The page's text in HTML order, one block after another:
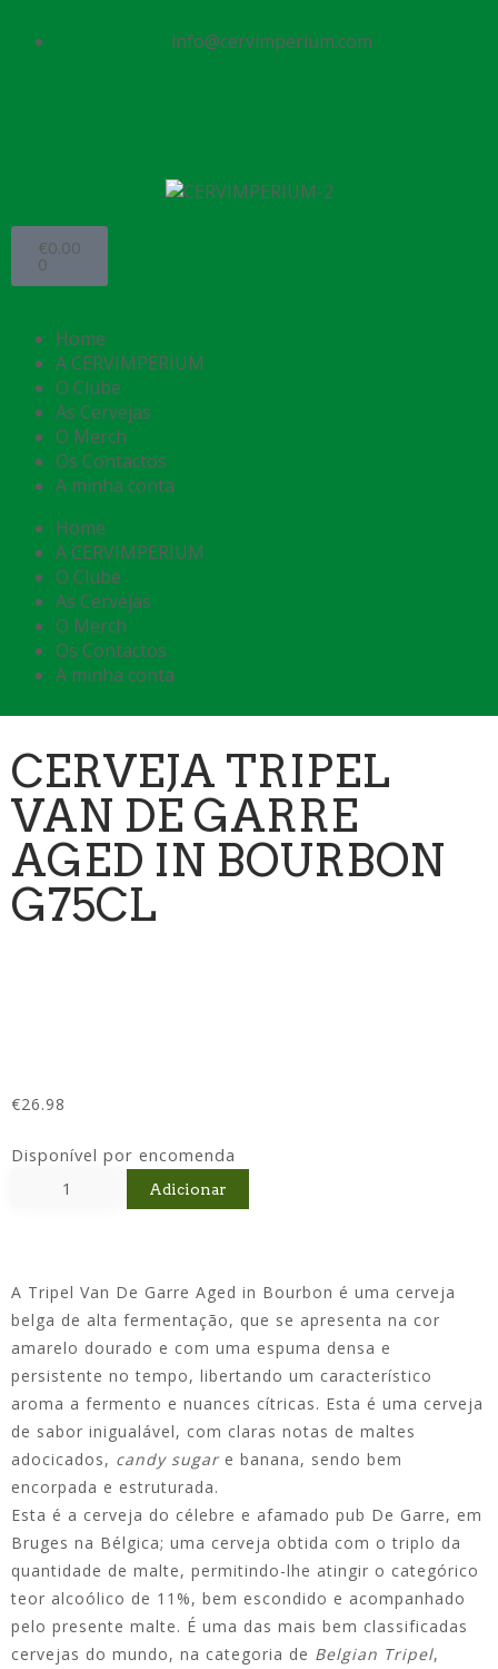
info@cervimperium.com
€0.00
0
Home
A CERVIMPERIUM
O Clube
As Cervejas
O Merch
Os Contactos
A minha conta
Home
A CERVIMPERIUM
O Clube
As Cervejas
O Merch
Os Contactos
A minha conta
CERVEJA TRIPEL
VAN DE GARRE
AGED IN BOURBON
G75CL
€26.98
Disponível por encomenda
Adicionar
A Tripel Van De Garre Aged in Bourbon é uma cerveja
belga de alta fermentação, que se apresenta na cor
amarelo dourado e com uma espuma densa e
persistente no tempo, libertando um característico
aroma a fermento e nuances cítricas. Esta é uma cerveja
de sabor inigualável, com claras notas de maltes
adocicados, candy sugare banana, sendo bem
encorpada e estruturada.
Esta é a cerveja do célebre e afamado pub De Garre, em
Bruges na Bélgica; uma cerveja obtida com o triplo da
quantidade de malte, permitindo-lhe atingir o categórico
teor alcoólico de 11%, bem escondido e acompanhado
pelo presente malte. É uma das mais bem classificadas
cervejas do mundo, na categoria de Belgian Tripel,